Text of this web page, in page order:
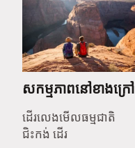
សកម្មភាពនៅខាងក្រៅ
ដើរលេងមើលធម្មជាតិ
ជិះកង់ ដើរ